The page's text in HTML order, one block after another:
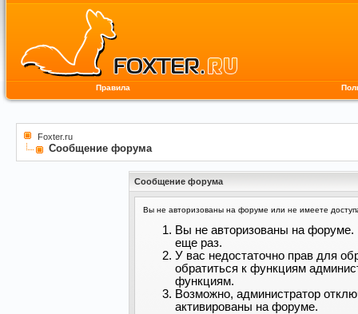
Правила
Foxter.ru
Сообщение форума
Сообщение форума
Вы не авторизованы на форуме или не имеете
Вы не авторизованы на форуме.
еще раз.
У вас недостаточно прав для
обратиться к функциям
функциям.
Возможно, администратор
активированы на форуме.